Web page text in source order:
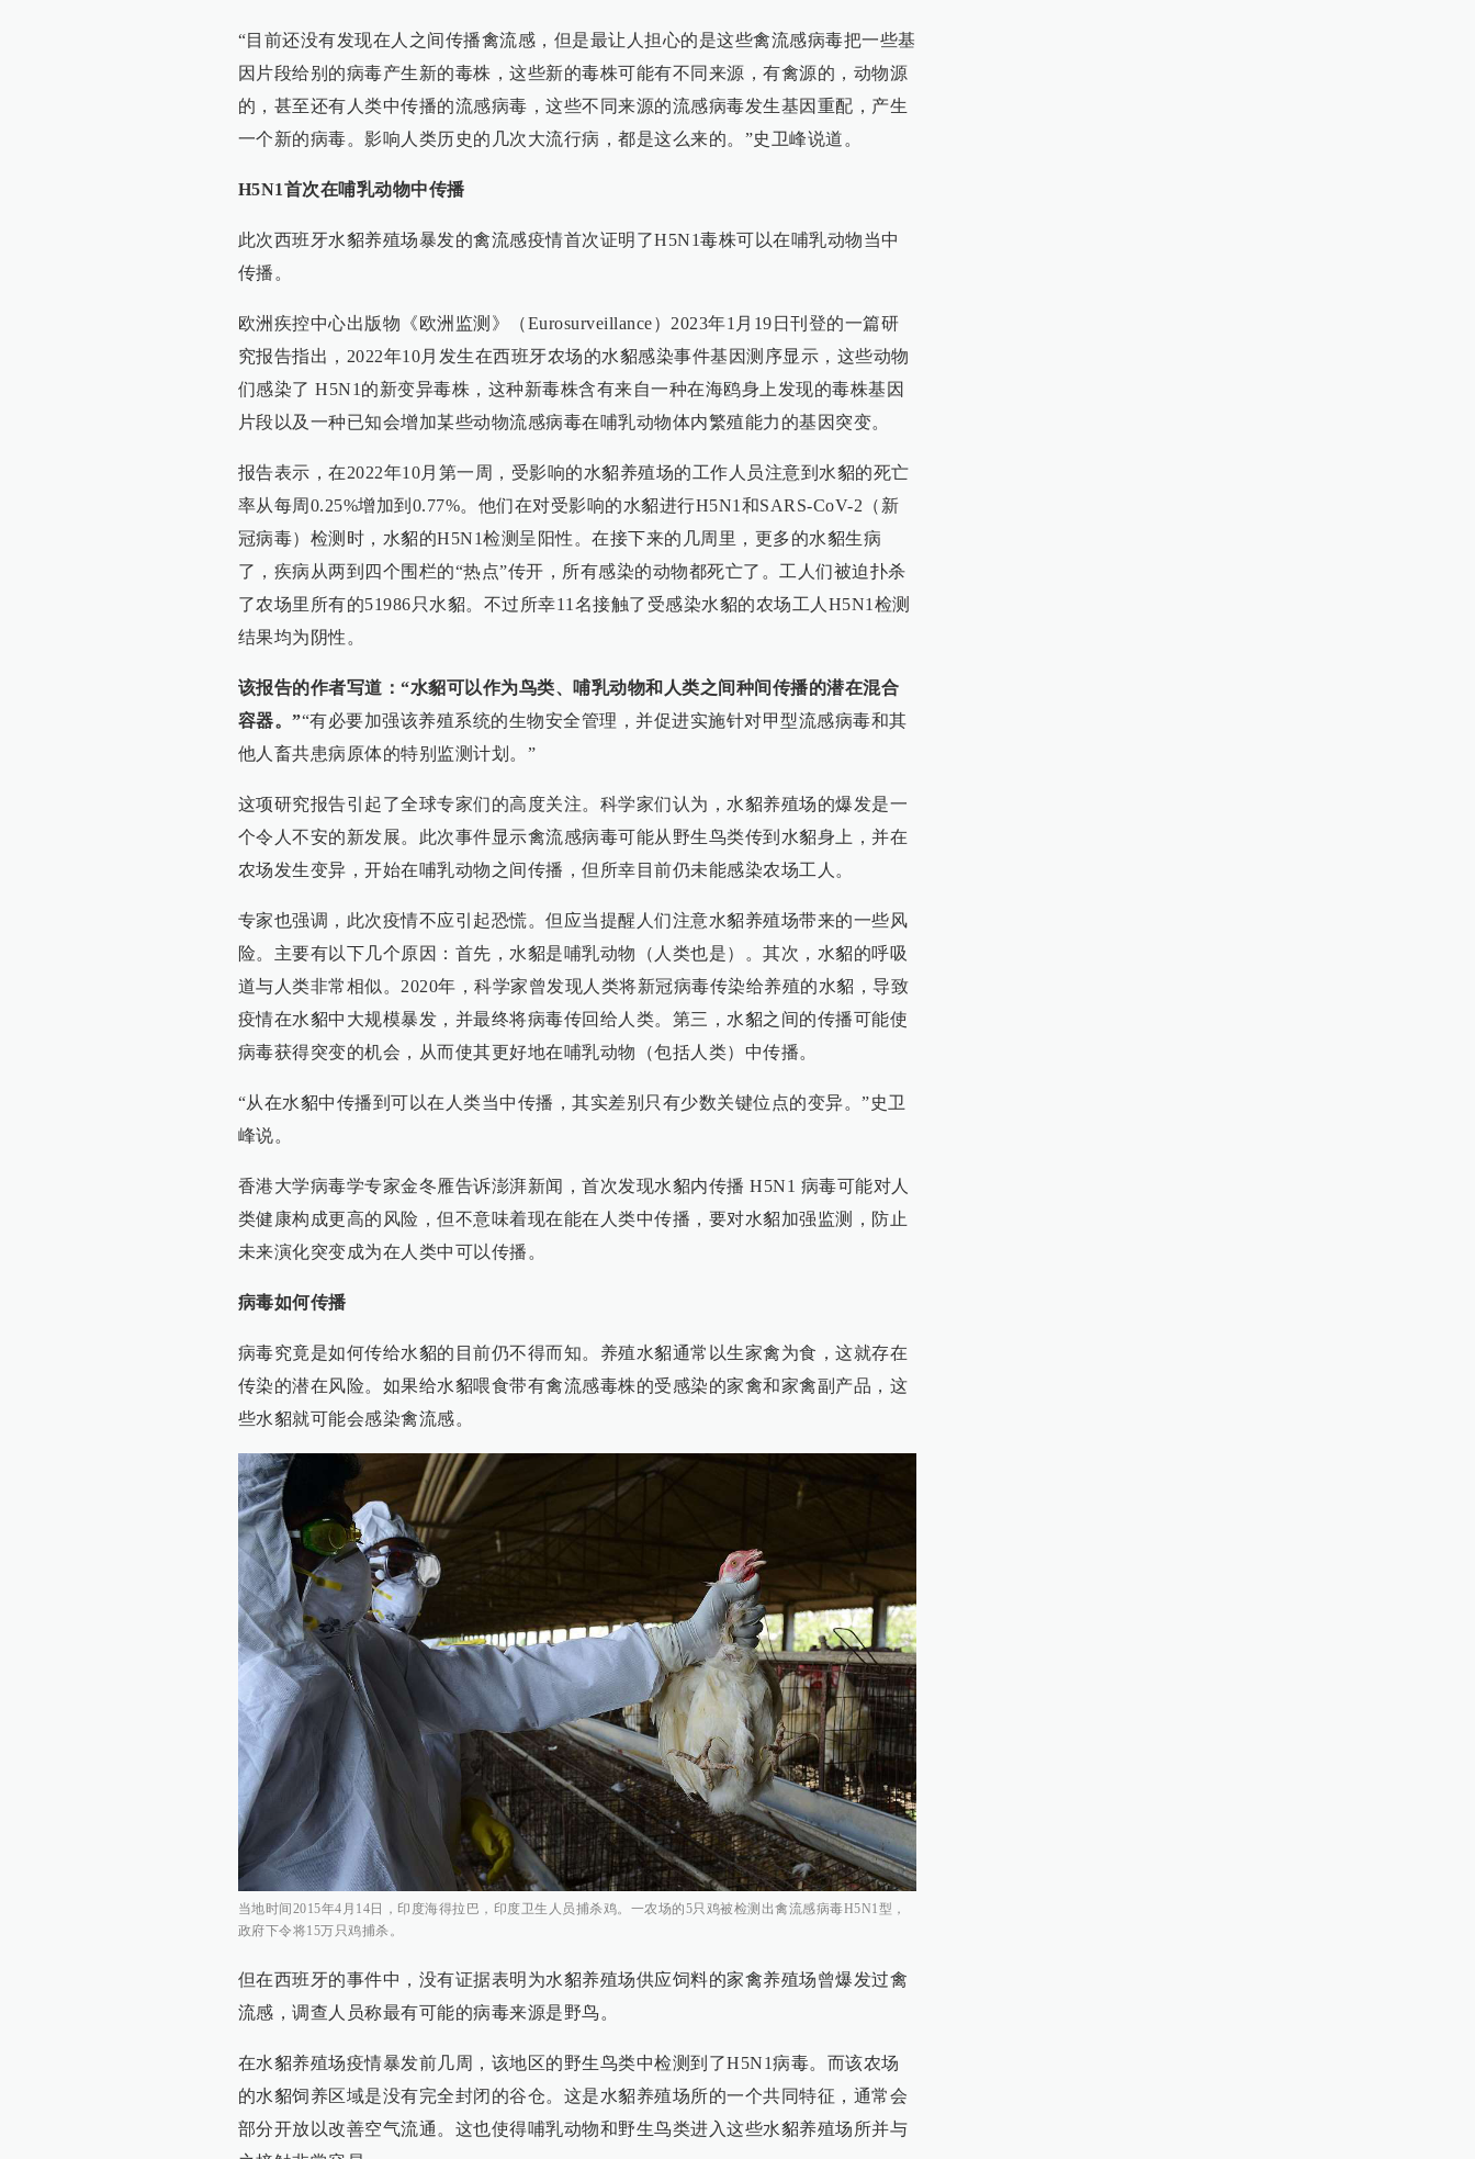
“目前还没有发现在人之间传播禽流感，但是最让人担心的是这些禽流感病毒把一些基
因片段给别的病毒产生新的毒株，这些新的毒株可能有不同来源，有禽源的，动物源
的，甚至还有人类中传播的流感病毒，这些不同来源的流感病毒发生基因重配，产生
一个新的病毒。影响人类历史的几次大流行病，都是这么来的。”史卫峰说道。
H5N1首次在哺乳动物中传播
此次西班牙水貂养殖场暴发的禽流感疫情首次证明了H5N1毒株可以在哺乳动物当中
传播。
欧洲疾控中心出版物《欧洲监测》（Eurosurveillance）2023年1月19日刊登的一篇研
究报告指出，2022年10月发生在西班牙农场的水貂感染事件基因测序显示，这些动物
们感染了 H5N1的新变异毒株，这种新毒株含有来自一种在海鸥身上发现的毒株基因
片段以及一种已知会增加某些动物流感病毒在哺乳动物体内繁殖能力的基因突变。
报告表示，在2022年10月第一周，受影响的水貂养殖场的工作人员注意到水貂的死亡
率从每周0.25%增加到0.77%。他们在对受影响的水貂进行H5N1和SARS-CoV-2（新
冠病毒）检测时，水貂的H5N1检测呈阳性。在接下来的几周里，更多的水貂生病
了，疾病从两到四个围栏的“热点”传开，所有感染的动物都死亡了。工人们被迫扑杀
了农场里所有的51986只水貂。不过所幸11名接触了受感染水貂的农场工人H5N1检测
结果均为阴性。
该报告的作者写道：“水貂可以作为鸟类、哺乳动物和人类之间种间传播的潜在混合
容器。”“有必要加强该养殖系统的生物安全管理，并促进实施针对甲型流感病毒和其
他人畜共患病原体的特别监测计划。”
这项研究报告引起了全球专家们的高度关注。科学家们认为，水貂养殖场的爆发是一
个令人不安的新发展。此次事件显示禽流感病毒可能从野生鸟类传到水貂身上，并在
农场发生变异，开始在哺乳动物之间传播，但所幸目前仍未能感染农场工人。
专家也强调，此次疫情不应引起恐慌。但应当提醒人们注意水貂养殖场带来的一些风
险。主要有以下几个原因：首先，水貂是哺乳动物（人类也是）。其次，水貂的呼吸
道与人类非常相似。2020年，科学家曾发现人类将新冠病毒传染给养殖的水貂，导致
疫情在水貂中大规模暴发，并最终将病毒传回给人类。第三，水貂之间的传播可能使
病毒获得突变的机会，从而使其更好地在哺乳动物（包括人类）中传播。
“从在水貂中传播到可以在人类当中传播，其实差别只有少数关键位点的变异。”史卫
峰说。
香港大学病毒学专家金冬雁告诉澎湃新闻，首次发现水貂内传播 H5N1 病毒可能对人
类健康构成更高的风险，但不意味着现在能在人类中传播，要对水貂加强监测，防止
未来演化突变成为在人类中可以传播。
病毒如何传播
病毒究竟是如何传给水貂的目前仍不得而知。养殖水貂通常以生家禽为食，这就存在
传染的潜在风险。如果给水貂喂食带有禽流感毒株的受感染的家禽和家禽副产品，这
些水貂就可能会感染禽流感。
当地时间2015年4月14日，印度海得拉巴，印度卫生人员捕杀鸡。一农场的5只鸡被检测出禽流感病毒H5N1型，
政府下令将15万只鸡捕杀。
但在西班牙的事件中，没有证据表明为水貂养殖场供应饲料的家禽养殖场曾爆发过禽
流感，调查人员称最有可能的病毒来源是野鸟。
在水貂养殖场疫情暴发前几周，该地区的野生鸟类中检测到了H5N1病毒。而该农场
的水貂饲养区域是没有完全封闭的谷仓。这是水貂养殖场所的一个共同特征，通常会
部分开放以改善空气流通。这也使得哺乳动物和野生鸟类进入这些水貂养殖场所并与